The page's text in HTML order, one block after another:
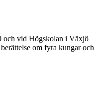
och vid Högskolan i Växjö
om fyra kungar och